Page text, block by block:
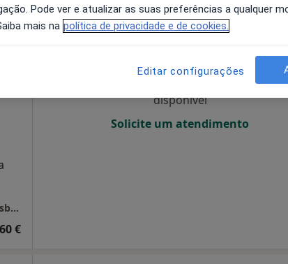
LUMA Psicologia Clínica | Consultório Online – Lisboa
60 €
Hoje
9 Ago
Amanhã
10 Ago
Ter,
11 Ago
O agendamento online não está
disponível
Solicite um atendimento
Pode ver e atualizar as suas preferências a qualquer
mais na política de privacidade e de cookies.
Editar configurações